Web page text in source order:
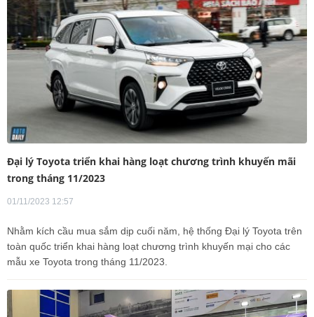
Đại lý Toyota triển khai hàng loạt chương trình khuyến mãi
trong tháng 11/2023
01/11/2023 12:57
Nhằm kích cầu mua sắm dịp cuối năm, hệ thống Đại lý Toyota trên
toàn quốc triển khai hàng loạt chương trình khuyến mại cho các
mẫu xe Toyota trong tháng 11/2023.